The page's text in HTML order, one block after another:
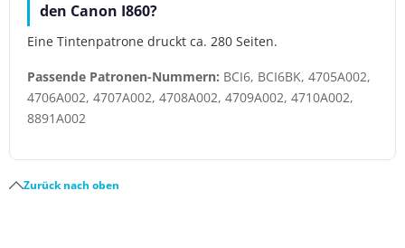
den Canon I860?
Eine Tintenpatrone druckt ca. 280 Seiten.
Passende Patronen-Nummern: BCI6, BCI6BK, 4705A002,
4706A002, 4707A002, 4708A002, 4709A002, 4710A002,
8891A002
Zurück nach oben